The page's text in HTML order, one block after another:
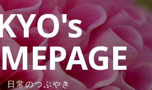
日常のつぶやき